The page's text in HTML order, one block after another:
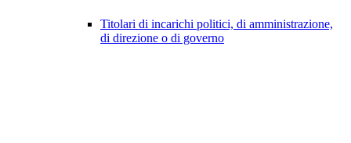
Titolari di incarichi politici, di amministrazione,
di direzione o di governo